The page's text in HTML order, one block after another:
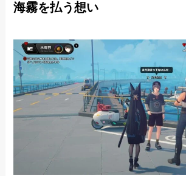
海霧を払う想い